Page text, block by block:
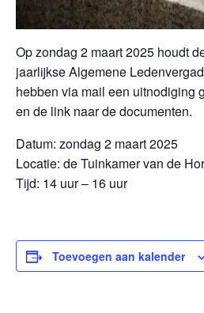
Op zondag 2 maart 2025 houdt
jaarlijkse Algemene
hebben via mail een uitnodiging
en de link naar de documenten.
Datum: zondag 2 maart 2025
Locatie: de Tuinkamer van de
Tijd: 14 uur – 16 uur
Toevoegen aan kalender